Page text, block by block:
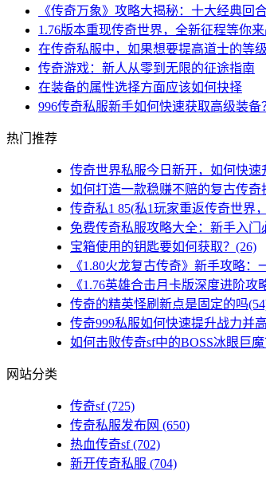
《传奇万象》攻略大揭秘：十大经典回
1.76版本重现传奇世界，全新征程等你
在传奇私服中，如果想要提高道士的等
传奇游戏：新人从零到无限的征途指南
在装备的属性选择方面应该如何抉择
996传奇私服新手如何快速获取高级装备
热门推荐
传奇世界私服今日新开，如何快速
如何打造一款稳赚不赔的复古传奇
传奇私1 85(私1玩家重返传奇世界
免费传奇私服攻略大全：新手入门
宝箱使用的钥匙要如何获取？(26)
《1.80火龙复古传奇》新手攻略：
《1.76英雄合击月卡版深度进阶攻
传奇的精英怪刷新点是固定的吗
传奇999私服如何快速提升战力并
如何击败传奇sf中的BOSS冰眼巨魔
网站分类
传奇sf(725)
传奇私服发布网 (650)
热血传奇sf(702)
新开传奇私服 (704)